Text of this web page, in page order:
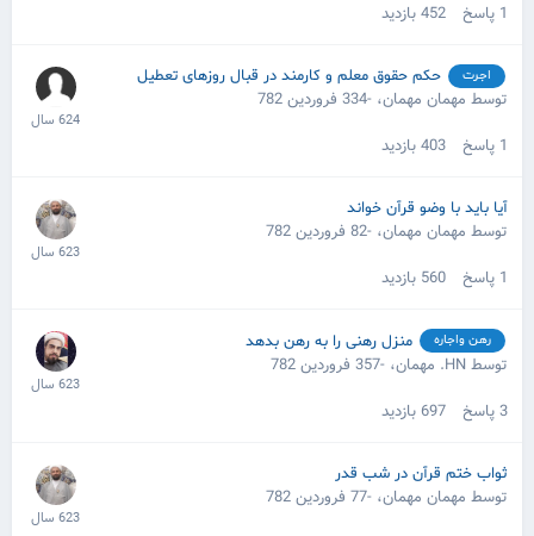
1 پاسخ 452 بازدید
اجرت حکم حقوق معلم و کارمند در قبال روزهای تعطیل
توسط مهمان مهمان،
1 پاسخ 403 بازدید
آیا باید با وضو قرآن خواند
توسط مهمان مهمان،
1 پاسخ 560 بازدید
رهن واجاره منزل رهنی را به رهن بدهد
توسط HN. مهمان،
3 پاسخ 697 بازدید
ثواب ختم قرآن در شب قدر
توسط مهمان مهمان،